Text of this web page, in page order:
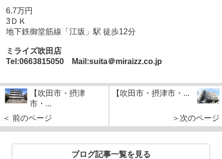
6.7万円
3ＤＫ
地下鉄御堂筋線「江坂」駅 徒歩12分
ミライズ吹田店
Tel:0663815050 Mail:suita＠miraizz.co.jp
【吹田市・摂津
市・...
＜ 前のページ
【吹田市・摂津市・...
＞次のページ
ブログ記事一覧を見る